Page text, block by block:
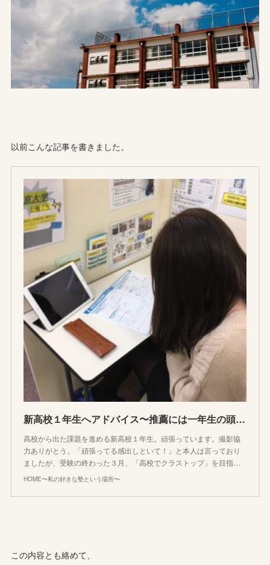
以前こんな記事を書きました。
新高校１年生へアドバイス〜推薦には一年生の頭のテストが大事な理由〜
高校から出た課題を進める新高校１年生。頑張っています。撮影協
力ありがとう。「頑張ってる感出しといて！」と本人は言っており
ましたが、受験の終わった３月、「高校でクラストップ」を目指…
HOME〜私の好きな塾という場所〜
この内容とも絡めて、